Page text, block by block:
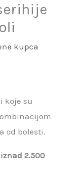
kupca
koje su
od bolesti.
2.500